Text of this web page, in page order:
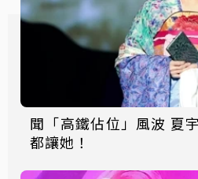
聞「高鐵佔位」風波 夏宇童嚇歪急吐實情：
都讓她！